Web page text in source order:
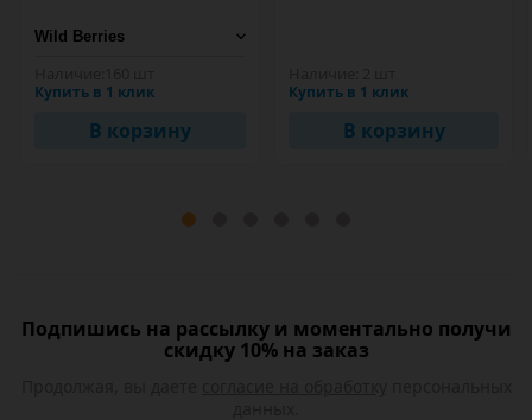
Купить в 1 клик
В корзину
Купить в 1 клик
В корзину
Подпишись на рассылку и моментально получи
скидку 10% на заказ